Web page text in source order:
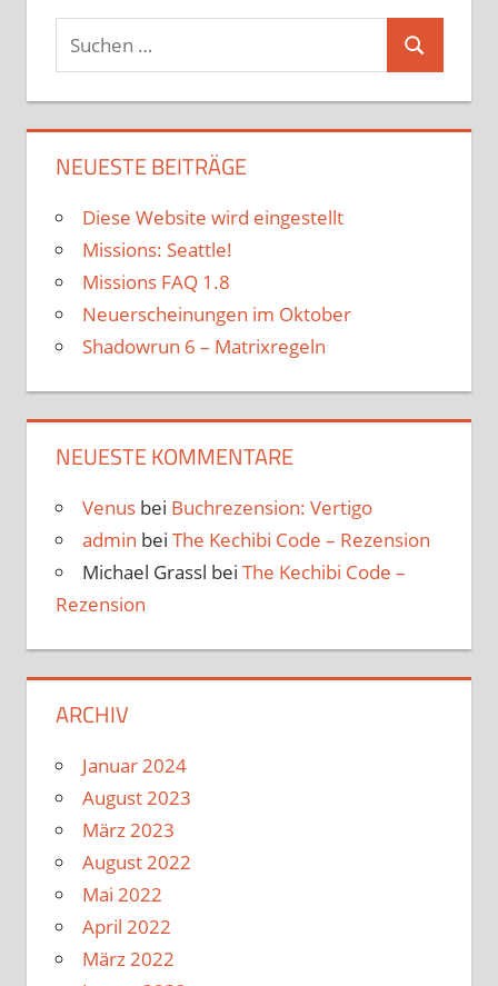
Suchen
nach:
Suchen
NEUESTE BEITRÄGE
Diese Website wird eingestellt
Missions: Seattle!
Missions FAQ 1.8
Neuerscheinungen im Oktober
Shadowrun 6 – Matrixregeln
NEUESTE KOMMENTARE
Venusbei Buchrezension: Vertigo
admin bei The Kechibi Code – Rezension
Michael Grassl bei The Kechibi Code –
Rezension
ARCHIV
Januar 2024
August 2023
März 2023
August 2022
Mai 2022
April 2022
März 2022